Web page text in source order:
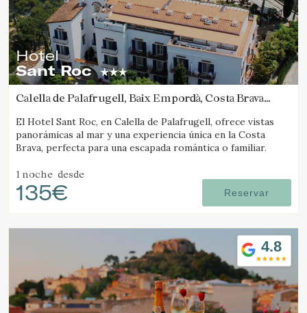
Hotel
Sant Roc
Calella de Palafrugell, Baix Empordà, Costa Brava
El Hotel Sant Roc, en Calella de Palafrugell, ofrece vistas
panorámicas al mar y una experiencia única en la Costa
Brava, perfecta para una escapada romántica o familiar.
1 noche desde
135€ Reservar
4.8